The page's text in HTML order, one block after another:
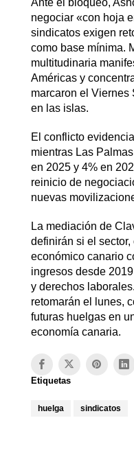
negociar «con hoja
sindicatos exigen
como base mínima.
multitudinaria
Américas y
marcaron el Viernes
en las islas.
El conflicto
mientras Las
en 2025 y 4% en
reinicio de
nuevas
La mediación de
definirán si el
económico canario
ingresos desde
y derechos
retomarán el lunes,
futuras huelgas en
economía canaria.
Etiquetas
huelga sindicatos